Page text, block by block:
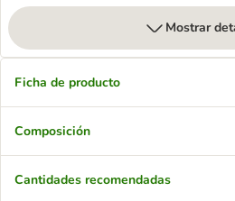
Mostrar
Ficha de producto
Composición
Cantidades recomendadas